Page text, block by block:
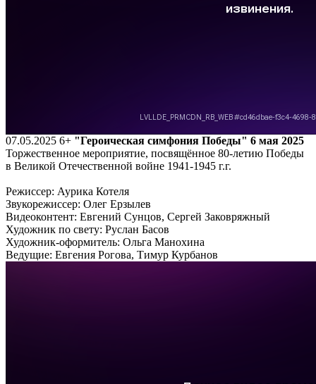
07.05.2025 6+ "Героическая симфония Победы" 6 мая 2025
Торжественное мероприятие, посвящённое 80-летию Победы
в Великой Отечественной войне 1941-1945 г.г.
Режиссер: Аурика Котеля
Звукорежиссер: Олег Ерзылев
Видеоконтент: Евгений Сунцов, Сергей Заковряжный
Художник по свету: Руслан Басов
Художник-оформитель: Ольга Манохина
Ведущие: Евгения Рогова, Тимур Курбанов